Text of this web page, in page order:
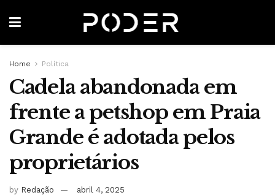
Home Política
Cadela abandonada em
frente a petshop em Praia
Grande é adotada pelos
proprietários
by Redação abril 4, 2025